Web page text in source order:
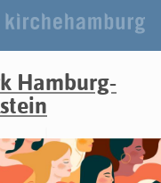
Hamburg-